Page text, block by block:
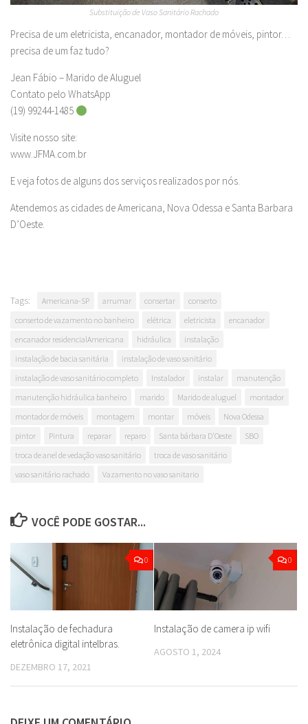
Substituição de Vaso Sanitário Rachado
Precisa de um eletricista, encanador, montador de móveis, pintor…
precisa de um faz tudo?
Jean Fábio – Marido de Aluguel
Contato pelo WhatsApp
(19) 99244-1485
Visite nosso site:
www.JFMA.com.br
E veja fotos de alguns dos serviços realizados por nós.
Atendemos as cidades de Americana, Nova Odessa e Santa Barbara
D’Oeste.
Tags: Americana-SP arrumar consertar
conserto
conserto de vazamento no banheiro
elétrica eletricista
encanador
encanador residencialAmericana
hidráulica
instalação
instalação de bacia sanitária
instalação de vaso sanitário
instalação de vaso sanitário completo
Instalador instalar
manutenção
manutenção hidráulica banheiro
marido Marido de aluguel
montador
montador de móveis
montagem montar móveis
Nova Odessa
pintor
Pintura reparar reparo Santa bárbara D'Oeste
SBO
troca de anel de vedação vaso sanitário
troca de vaso sanitário
vaso sanitário rachado
Vazamento no vaso sanitario
VOCÊ PODE GOSTAR...
0
Instalação de fechadura
eletrônica digital intelbras.
DEZEMBRO 17, 2021
0
Instalação de camera ip wifi
AGOSTO 1, 2024